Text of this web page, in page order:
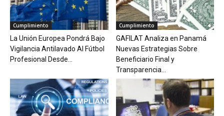
Cumplimiento
La Unión Europea Pondrá Bajo
Vigilancia Antilavado Al Fútbol
Profesional Desde...
Cumplimiento
GAFILAT Analiza en Panamá
Nuevas Estrategias Sobre
Beneficiario Final y
Transparencia...